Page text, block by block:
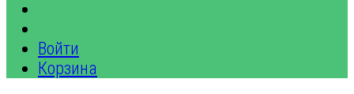
Войти
Корзина